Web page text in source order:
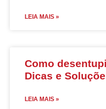
LEIA MAIS »
Como
Dicas e
LEIA MAIS »